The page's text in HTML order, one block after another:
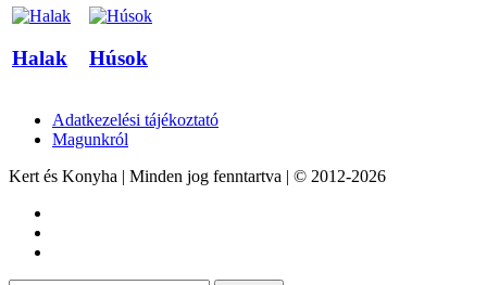
Halak Húsok
Adatkezelési tájékoztató
Magunkról
Kert és Konyha | Minden jog fenntartva | © 2012-2026